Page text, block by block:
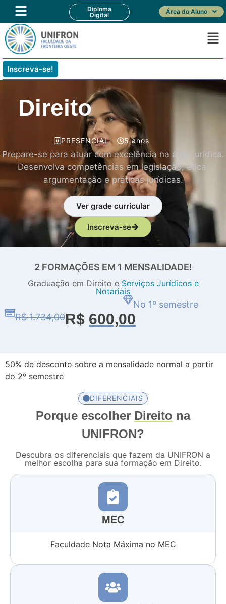
Diploma
Digital
Área do Aluno
Inscreva-se!
Direito
PRESENCIAL 5 anos
Prepare-se para atuar com excelência na área jurídica.
Desenvolva competências em legislação, ética,
argumentação e práticas jurídicas.
Ver grade curricular
Inscreva-se
2 FORMAÇÕES EM 1 MENSALIDADE!
Graduação em Direito e Serviços Jurídicos e
Notariais
R$ 1.734,00R$ 600,00
No 1º semestre
50% de desconto sobre a mensalidade normal a partir
do 2º semestre
DIFERENCIAIS
Porque escolher Direito na
UNIFRON?
Descubra os diferenciais que fazem da UNIFRON a
melhor escolha para sua formação em Direito.
MEC
Faculdade Nota Máxima no MEC